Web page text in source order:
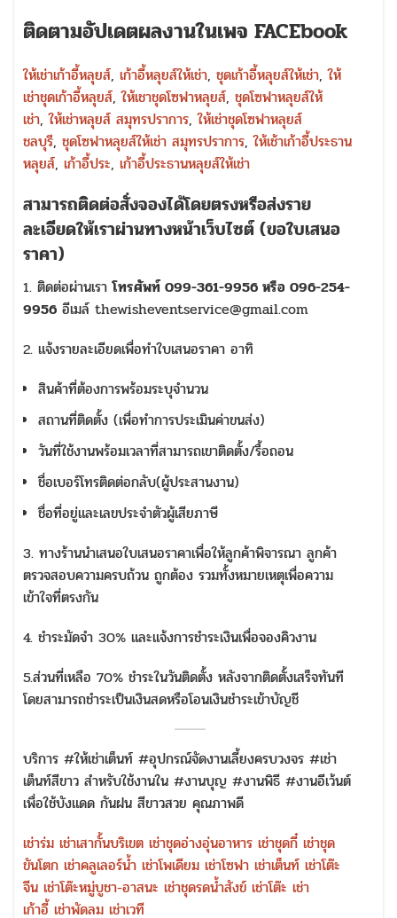
ติดตามอัปเดตผลงานในเพจ FACEbook
ให้เช่าเก้าอี้หลุยส์, เก้าอี้หลุยส์ให้เช่า, ชุดเก้าอี้หลุยส์ให้เช่า, ให้
เช่าชุดเก้าอี้หลุยส์, ให้เชาชุดโซฟาหลุยส์, ชุดโซฟาหลุยส์ให้
เช่า, ให้เช่าหลุยส์ สมุทรปราการ, ให้เช่าชุดโซฟาหลุยส์
ชลบุรี, ชุดโซฟาหลุยส์ให้เช่า สมุทรปราการ, ให้เช้าเก้าอี้ประธาน
หลุยส์, เก้าอี้ประ, เก้าอี้ประธานหลุยส์ให้เช่า
สามารถติดต่อสั่งจองได้โดยตรงหรือส่งราย
ละเอียดให้เราผ่านทางหน้าเว็บไซต์ (ขอใบเสนอ
ราคา)
1. ติดต่อผ่านเราโทรศัพท์ 099-361-9956 หรือ 096-254-
9956 อีเมล์ thewisheventservice@gmail.com
2. แจ้งรายละเอียดเพื่อทำใบเสนอราคา อาทิ
สินค้าที่ต้องการพร้อมระบุจำนวน
สถานที่ติดตั้ง (เพื่อทำการประเมินค่าขนส่ง)
วันที่ใช้งานพร้อมเวลาที่สามารถเขาติดตั้ง/รื้อถอน
ชื่อเบอร์โทรติดต่อกลับ(ผู้ประสานงาน)
ชื่อที่อยู่และเลขประจำตัวผู้เสียภาษี
3. ทางร้านนำเสนอใบเสนอราคาเพื่อให้ลูกค้าพิจารณา ลูกค้า
ตรวจสอบความครบถ้วน ถูกต้อง รวมทั้งหมายเหตุเพื่อความ
เข้าใจที่ตรงกัน
4. ชำระมัดจำ 30% และแจ้งการชำระเงินเพื่อจองคิวงาน
5.ส่วนที่เหลือ 70% ชำระในวันติดตั้ง หลังจากติดตั้งเสร็จทันที
โดยสามารถชำระเป็นเงินสดหรือโอนเงินชำระเข้าบัญชี
บริการ #ให้เช่าเต็นท์ #อุปกรณ์จัดงานเลี้ยงครบวงจร #เช่า
เต็นท์สีขาว สำหรับใช้งานใน #งานบุญ #งานพิธี #งานอีเว้นต์
เพื่อใช้บังแดด กันฝน สีขาวสวย คุณภาพดี
เช่าร่ม เช่าเสากั้นบริเขต เช่าชุดอ่างอุ่นอาหาร เช่าชุดกี๋ เช่าชุด
ขันโตก เช่าคลูเลอร์น้ำ เช่าโพเดียม เช่าโซฟา เช่าเต็นท์ เช่าโต๊ะ
จีน เช่าโต๊ะหมู่บูชา-อาสนะ เช่าชุดรดน้ำสังข์ เช่าโต๊ะ เช่า
เก้าอี้ เช่าพัดลม เช่าเวที